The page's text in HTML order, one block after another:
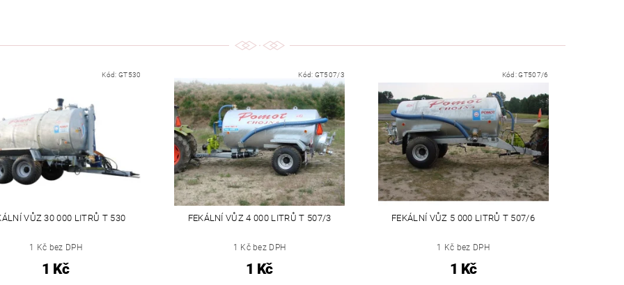
Kód: GT530
VŮZ 30 000 LITRŮ T 530
1 Kč bez DPH
1 Kč
Kód: GT507/3
FEKÁLNÍ VŮZ 4 000 LITRŮ T 507/3
1 Kč bez DPH
1 Kč
Kód:GT507/6
FEKÁLNÍ VŮZ 5 000 LITRŮ T 507/6
1 Kč bez DPH
1 Kč